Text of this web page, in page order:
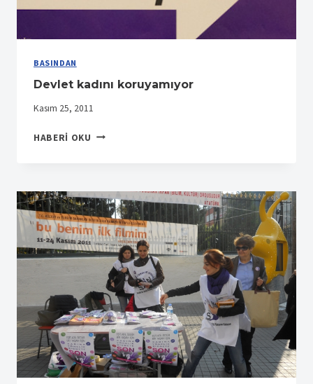
BASINDAN
Devlet kadını koruyamıyor
Kasım 25, 2011
HABERI OKU DEVLET